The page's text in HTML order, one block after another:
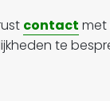
contact met
te